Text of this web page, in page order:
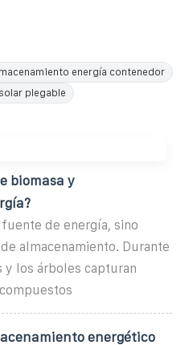
energía contenedor
plegable
biomasa y
fuente de energía, sino
almacenamiento. Durante
y los árboles capturan
energético